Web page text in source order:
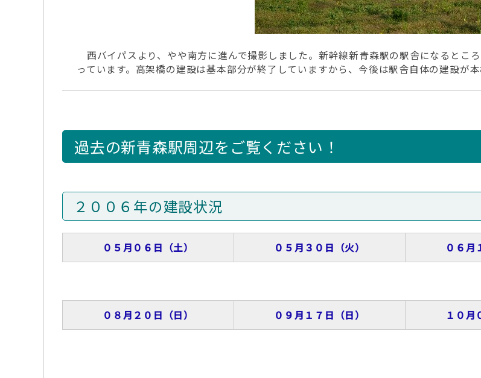
西バイパスより、やや南方に進んで撮影しました。新幹線新青森駅の駅舎になるとこ
っています。高架橋の建設は基本部分が終了していますから、今後は駅舎自体の建設が
過去の新青森駅周辺をご覧ください！
２００６年の建設状況
０５月０６日（土） ０５月３０日（火） ０６月
０８月２０日（日） ０９月１７日（日） １０月